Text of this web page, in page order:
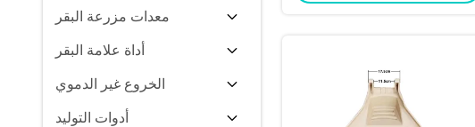
معدات مزرعة البقر
أداة علامة البقر
الخروع غير الدموي
أدوات التوليد